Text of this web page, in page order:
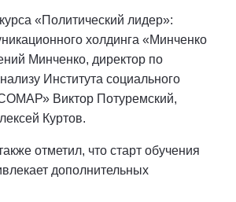
«Политический лидер»:
холдинга «Минченко
Минченко, директор по
Института социального
Виктор Потуремский,
Куртов.
отметил, что старт обучения
дополнительных